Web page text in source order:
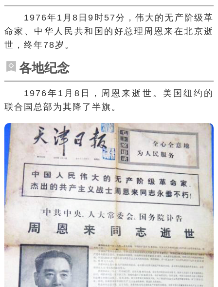
1976年1月8日9时57分，伟大的 无产阶级革
命家 、 中华人民共和国 的好总理周恩来在北京逝
世，终年78岁。
各地纪念
1976年1月8日，周恩来逝世。美国 纽约 的
联合国总部为其降了半旗。